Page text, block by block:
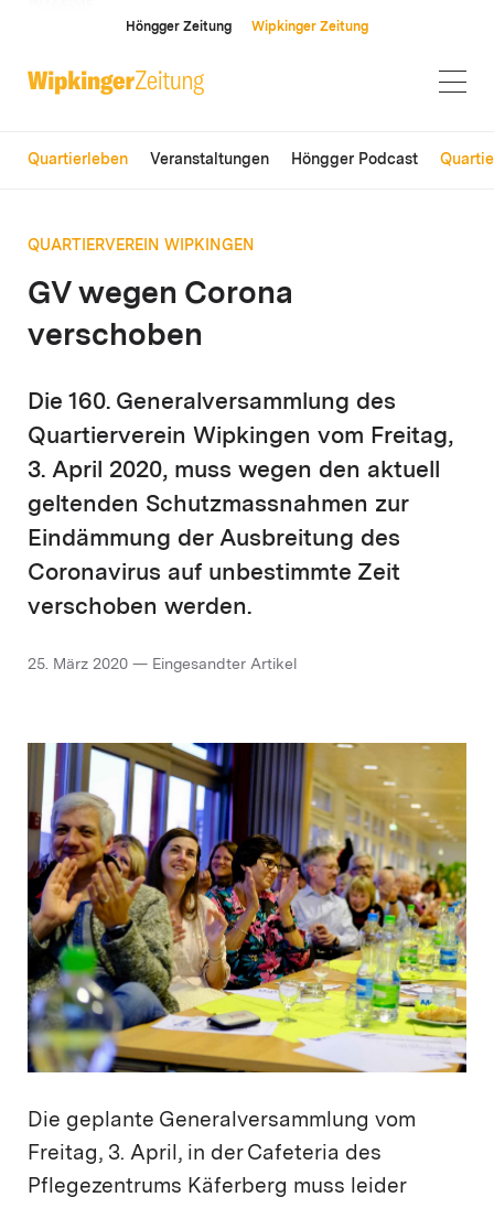
Höngger Zeitung Wipkinger Zeitung
Quartierleben Veranstaltungen Höngger Podcast
QUARTIERVEREIN WIPKINGEN
GV wegen Corona
verschoben
Die 160. Generalversammlung des
Quartierverein Wipkingen vom Freitag,
3. April 2020, muss wegen den aktuell
geltenden Schutzmassnahmen zur
Eindämmung der Ausbreitung des
Coronavirus auf unbestimmte Zeit
verschoben werden.
25. März 2020 — Eingesandter Artikel
Die geplante Generalversammlung vom
Freitag, 3. April, in der Cafeteria des
Pflegezentrums Käferberg muss leider